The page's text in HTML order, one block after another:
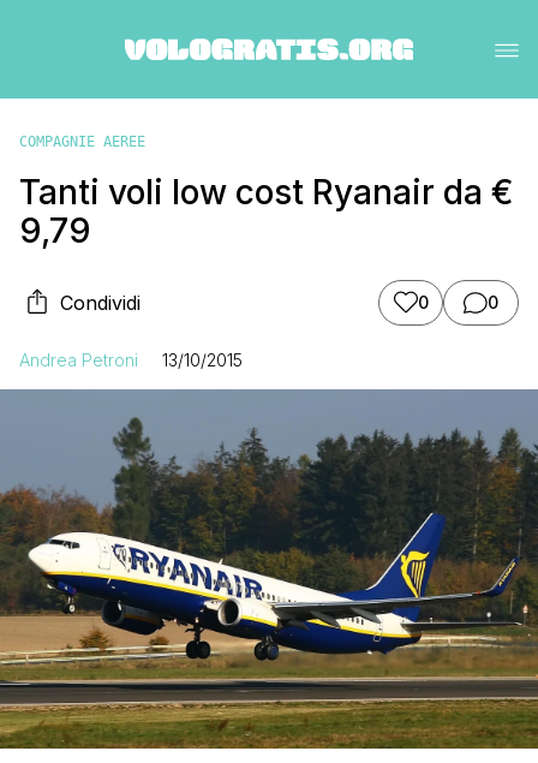
COMPAGNIE AEREE
Tanti voli low cost Ryanair da €
9,79
Condividi 0 0
Andrea Petroni 13/10/2015